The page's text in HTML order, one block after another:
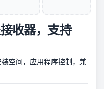
收器，支持
空间，应用程序控制，兼